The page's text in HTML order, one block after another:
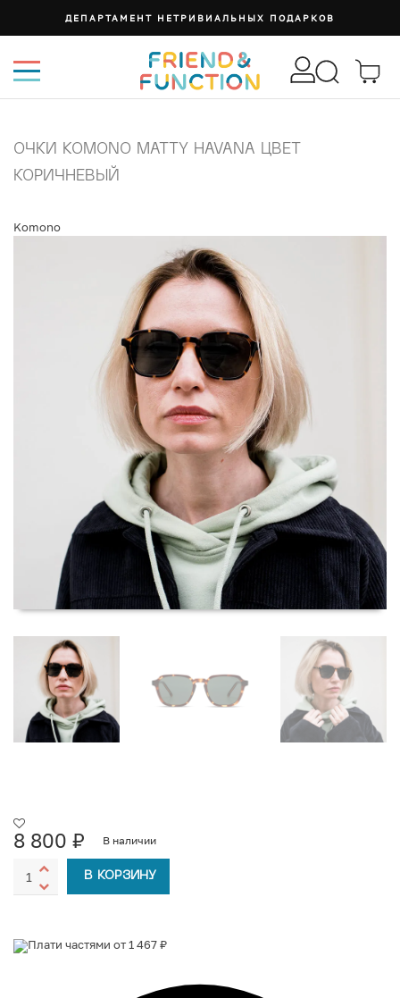
ДЕПАРТАМЕНТ НЕТРИВИАЛЬНЫХ ПОДАРКОВ
ОЧКИ KOMONO MATTY HAVANA ЦВЕТ
КОРИЧНЕВЫЙ
Komono
8 800 ₽ В наличии
В КОРЗИНУ
Плати частями от 1 467 ₽